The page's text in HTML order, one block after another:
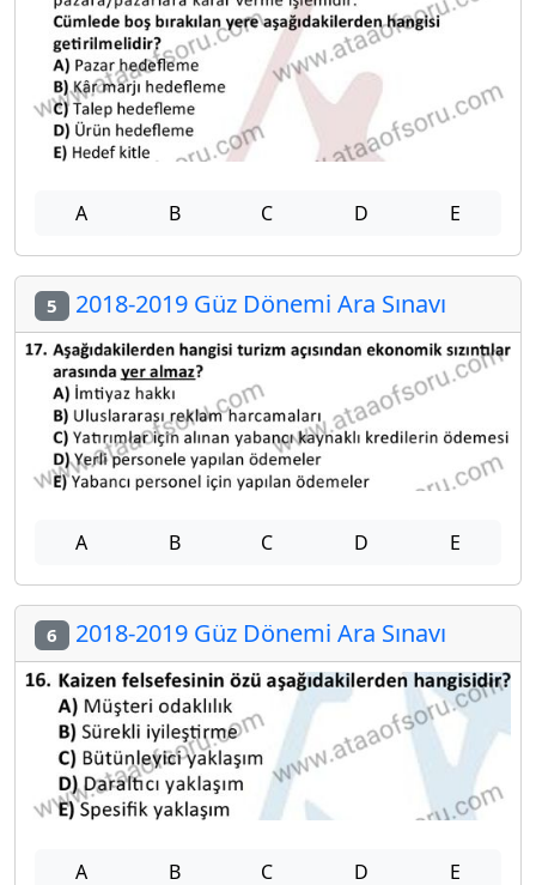
A B C D E
5 2018-2019 Güz Dönemi Ara Sınavı
A B C D E
6 2018-2019 Güz Dönemi Ara Sınavı
A B C D E